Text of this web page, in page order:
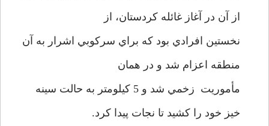
از آن در آغاز غائله كردستان، از
نخستين افرادي بود كه براي سركوبي اشرار به آن
منطقه اعزام شد و در همان
مأموريت زخمي شد و 5 كيلومتر به حالت سينه
خيز خود را كشيد تا نجات پيدا كرد.